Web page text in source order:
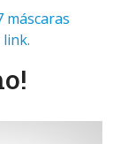
máscaras
link.